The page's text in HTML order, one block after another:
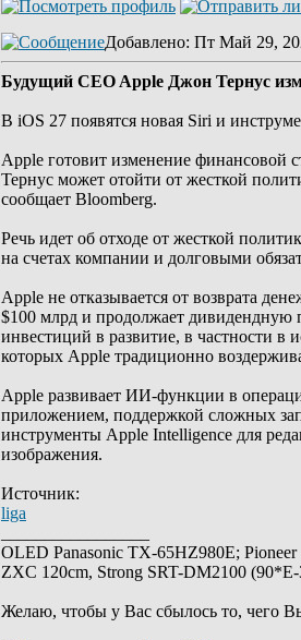
Добавлено: Пт Май 29,
Будущий CEO Apple Джон Тернус
В iOS 27 появятся новая Siri и
Apple готовит изменение финансовой
Тернус может отойти от жесткой
сообщает Bloomberg.
Речь идет об отходе от жесткой
на счетах компании и долговыми
Apple не отказывается от возврата
$100 млрд и продолжает дивидендную
инвестиций в развитие, в частности
которых Apple традиционно
Apple развивает ИИ-функции в
приложением, поддержкой сложных
инструменты Apple Intelligence для
изображения.
Источник:
liga
OLED Panasonic TX-65HZ980E;
ZXC 120cm, Strong SRT-DM2100
Желаю, чтобы у Вас сбылось то, чего